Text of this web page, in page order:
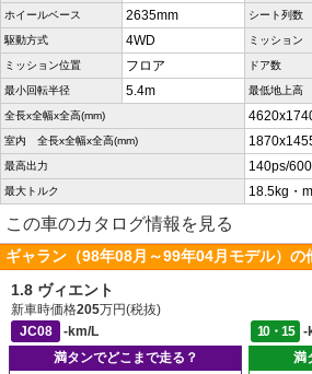
ホイールベース 2635mm シート列数
駆動方式 4WD ミッション
ミッション位置 フロア ドア数
最小回転半径 5.4m 最低地上高
全長x全幅x全高(mm)
室内 全長x全幅x全高(mm)
最高出力 140ps/
最大トルク 18.5kg・
この車のカタログ情報を見る
ギャラン（98年08月～99年04月モデル）の
1.8 ヴィエント
新車時価格205万円(税抜)
JC08
-km/L 10・15
-
満タンでどこまで走る？
満